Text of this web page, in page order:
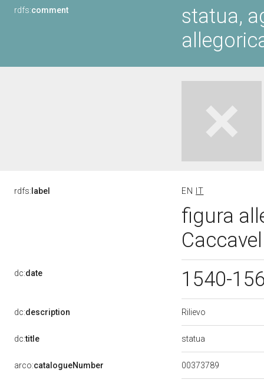
rdfs:comment
statua,
rdfs: label EN IT
figura
dc:date 1540-
dc:description Rilievo
dc:title statua
arco:catalogueNumber 00373789